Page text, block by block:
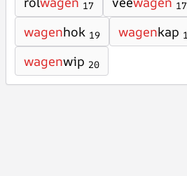
17 17
wagenhok 19 wagenkap
wagenwip 20